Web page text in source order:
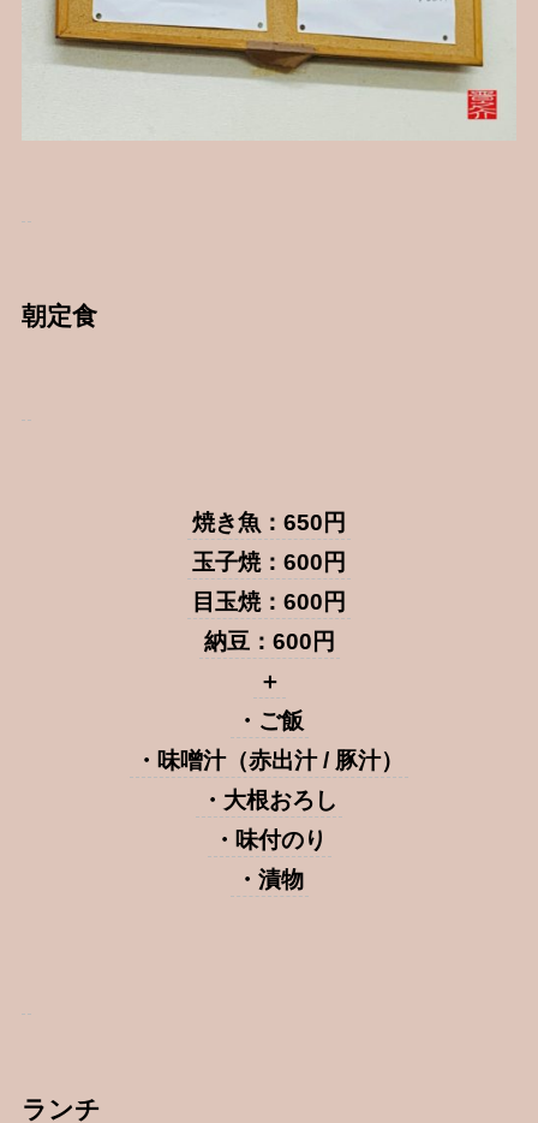
朝定食
焼き魚：650円
玉子焼：600円
目玉焼：600円
納豆：600円
＋
・ご飯
・味噌汁（赤出汁 / 豚汁）
・大根おろし
・味付のり
・漬物
ランチ